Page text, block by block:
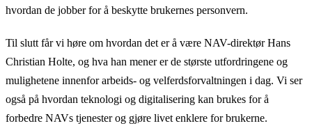
hvordan de jobber for å beskytte brukernes personvern.
Til slutt får vi høre om hvordan det er å være NAV-direktør Hans
Christian Holte, og hva han mener er de største utfordringene og
mulighetene innenfor arbeids- og velferdsforvaltningen i dag. Vi ser
også på hvordan teknologi og digitalisering kan brukes for å
forbedre NAVs tjenester og gjøre livet enklere for brukerne.